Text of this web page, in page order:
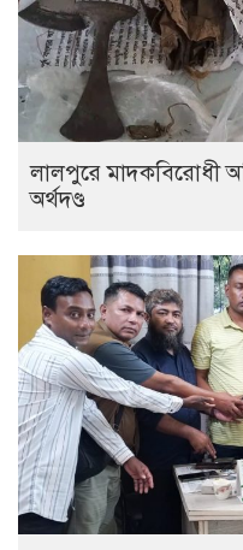
লালপুরে মাদকবিরোধী
অর্থদণ্ড